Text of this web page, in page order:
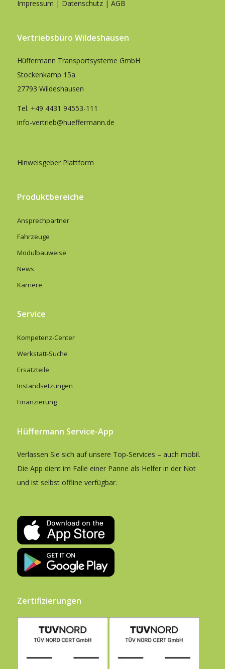
Impressum | Datenschutz| AGB
Vertriebsbüro Wildeshausen
Hüffermann Transportsysteme GmbH
Stockenkamp 15a
27793 Wildeshausen
Tel. +49 4431 94553-111
info-vertrieb@hueffermann.de
Hinweisgeber Plattform
Produktbereiche
Ansprechpartner
Fahrzeuge
Modulbauweise
News
Karriere
Service
Kompetenz-Center
Werkstatt-Suche
Ersatzteile
Instandsetzungen
Finanzierung
Hüffermann Service-App
Verlassen Sie sich auf unsere Top-Services – auch mobil.
Die App dient im Falle einer Panne als Helfer in der Not
und ist selbst offline verfügbar.
Zertifizierungen